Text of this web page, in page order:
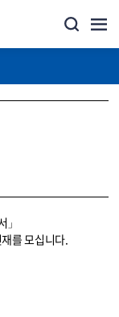
를 모십니다.